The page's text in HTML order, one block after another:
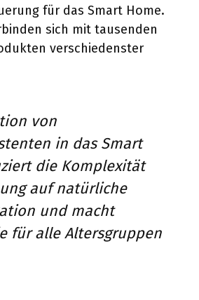
für das Smart Home.
sich mit tausenden
verschiedenster
von
in das Smart
die Komplexität
auf natürliche
und macht
für alle Altersgruppen